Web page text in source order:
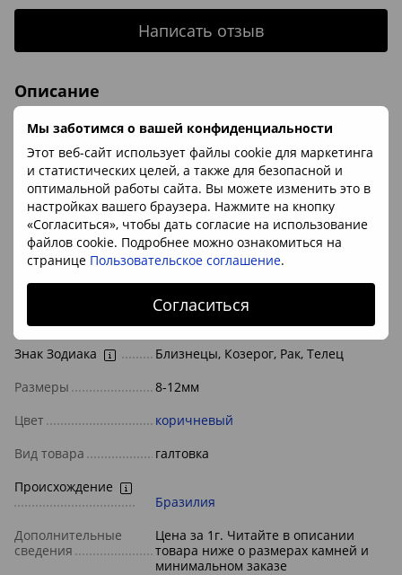
Мы заботимся о вашей конфиденциальности
Этот веб-сайт использует файлы cookie для маркетинга
и статистических целей, а также для безопасной и
оптимальной работы сайта. Вы можете изменить это в
настройках вашего браузера. Нажмите на кнопку
«Согласиться», чтобы дать согласие на использование
файлов cookie. Подробнее можно ознакомиться на
странице Пользовательское соглашение.
Согласиться
Написать отзыв
Описание
Полированная галька из сердоликового агата
Минерал: агат
Размер:8-12мм (ориентируйтесь на кофейные зерна на фото )
Происхождение камня:
Бразилия
Характеристики
Камень/минерал
Знак Зодиака
Близнецы, Козерог, Рак, Телец
Размеры
8-12мм
Цвет
коричневый
Вид товара
галтовка
Происхождение
Бразилия
Дополнительные
сведения
Цена за 1г. Читайте в описании
товара ниже о размерах камней и
минимальном заказе